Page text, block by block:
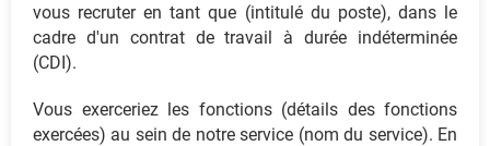
vous recruter en tant que (intitulé du poste), dans le
cadre d'un contrat de travail à durée indéterminée
(CDI).
Vous exerceriez les fonctions (détails des fonctions
exercées) au sein de notre service (nom du service). En